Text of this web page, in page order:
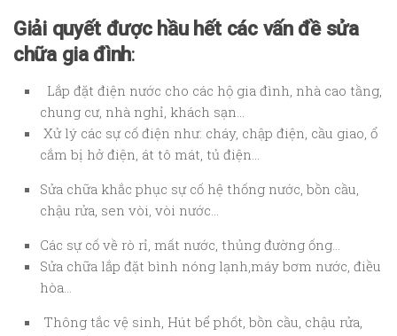
Giải quyết được hầu hết các vấn đề sửa
chữa gia đình:
Lắp đặt điện nước cho các hộ gia đình, nhà cao tầng,
chung cư, nhà nghỉ, khách sạn…
Xử lý các sự cố điện như: cháy, chập điện, cầu giao, ổ
cắm bị hở điện, át tô mát, tủ điện…
Sửa chữa khắc phục sự cố hệ thống nước, bồn cầu,
chậu rửa, sen vòi, vòi nước…
Các sự cố về rò rỉ, mất nước, thủng đường ống…
Sửa chữa lắp đặt bình nóng lạnh,máy bơm nước, điều
hòa…
Thông tắc vệ sinh, Hút bể phốt, bồn cầu, chậu rửa,